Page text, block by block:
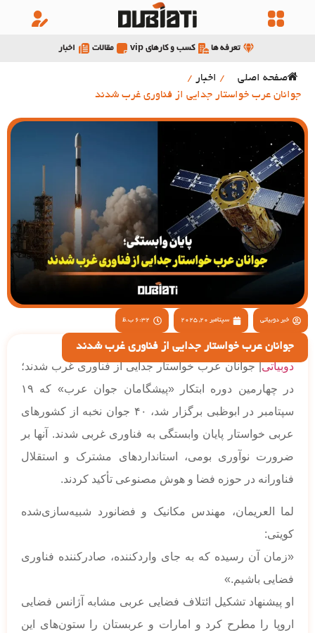
تعرفه ها کسب و کارهای vip مقالات اخبار
صفحه اصلی / اخبار /
جوانان عرب خواستار جدایی از فناوری غرب شدند
خبر دوبیاتی سپتامبر 20, 2025 6:32 ب.ظ
جوانان عرب خواستار جدایی از فناوری غرب شدند
دوبیاتی| جوانان عرب خواستار جدایی از فناوری غرب شدند؛
در چهارمین دوره ابتکار «پیشگامان جوان عرب» که ۱۹
سپتامبر در ابوظبی برگزار شد، ۴۰ جوان نخبه از کشورهای
عربی خواستار پایان وابستگی به فناوری غربی شدند. آنها بر
ضرورت نوآوری بومی، استانداردهای مشترک و استقلال
فناورانه در حوزه فضا و هوش مصنوعی تأکید کردند.
لما العریمان، مهندس مکانیک و فضانورد شبیه‌سازی‌شده
کویتی:
«زمان آن رسیده که به جای واردکننده، صادرکننده فناوری
فضایی باشیم.»
او پیشنهاد تشکیل ائتلاف فضایی عربی مشابه آژانس فضایی
اروپا را مطرح کرد و امارات و عربستان را ستون‌های این